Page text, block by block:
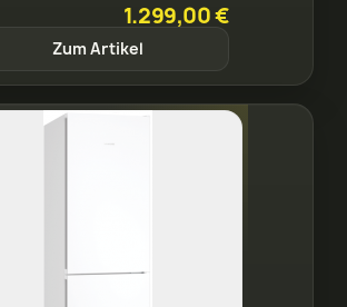
1.299,00 €
Zum Artikel